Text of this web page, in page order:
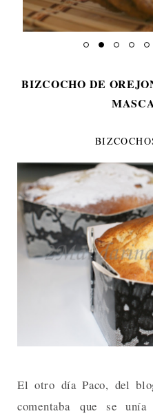
BIZCOCHO DE
El otro día Paco, del
comentaba que se